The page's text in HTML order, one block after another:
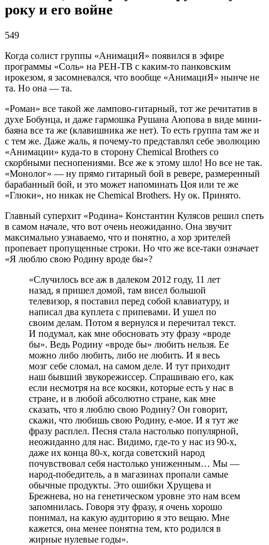
року и его войне
549
Когда солист группы «АнимациЯ» появился в эфире
программы «Соль» на РЕН-ТВ с каким-то панковским
ирокезом, я засомневался, что вообще «АнимациЯ» нынче не
та. Но она — та.
«Роман» все такой же лампово-гитарный, тот же речитатив в
духе Бобунца, и даже гармошка Рушана Аюпова в виде мини-
баяна все та же (клавишника же нет). То есть группа там же и
с тем же. Даже жаль, я почему-то представлял себе эволюцию
«Анимации» куда-то в сторону Chemical Brothers со
скорбными песнопениями. Все же к этому шло! Но все не так.
«Монолог» — ну прямо гитарный бой в ревере, размеренный
барабанный бой, и это может напоминать Цоя или те же
«Глюки», но никак не Chemical Brothers. Ну ок. Принято.
Главный суперхит «Родина» Константин Кулясов решил спеть
в самом начале, что вот очень неожиданно. Она звучит
максимально узнаваемо, что и понятно, а хор зрителей
пропевает пропущенные строки. Но что же все-таки означает
«Я люблю свою Родину вроде бы»?
«Случилось все аж в далеком 2012 году, 11 лет
назад, я пришел домой, там висел большой
телевизор, я поставил перед собой клавиатуру, и
написал два куплета с припевами. И ушел по
своим делам. Потом я вернулся и перечитал текст.
И подумал, как мне обосновать эту фразу «вроде
бы». Ведь Родину «вроде бы» любить нельзя. Ее
можно либо любить, либо не любить. И я весь
мозг себе сломал, на самом деле. И тут приходит
наш бывший звукорежиссер. Спрашиваю его, как
если несмотря на все косяки, которые есть у нас в
стране, и в любой абсолютно стране, как мне
сказать, что я люблю свою Родину? Он говорит,
скажи, что любишь свою Родину, е-мое. И я тут же
фразу расплел. Песня стала настолько популярной,
неожиданно для нас. Видимо, где-то у нас из 90-х,
даже их конца 80-х, когда советский народ
почувствовал себя настолько униженным… Мы —
народ-победитель, а в магазинах пропали самые
обычные продукты. Это ошибки Хрущева и
Брежнева, но на генетическом уровне это нам всем
запомнилась. Говоря эту фразу, я очень хорошо
понимал, на какую аудиторию я это вещаю. Мне
кажется, она менее понятна тем, кто родился в
жирные нулевые годы».